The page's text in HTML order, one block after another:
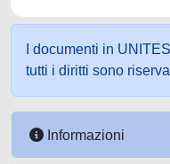
I documenti in
tutti i diritti sono
Informazioni